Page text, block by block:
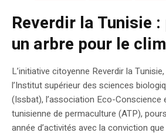
Reverdir la Tunisie
un arbre pour le
L’initiative citoyenne Reverdir la
l’Institut supérieur des sciences
(Issbat), l’association Eco-Conscience
tunisienne de permaculture (ATP),
année d’activités avec la conviction